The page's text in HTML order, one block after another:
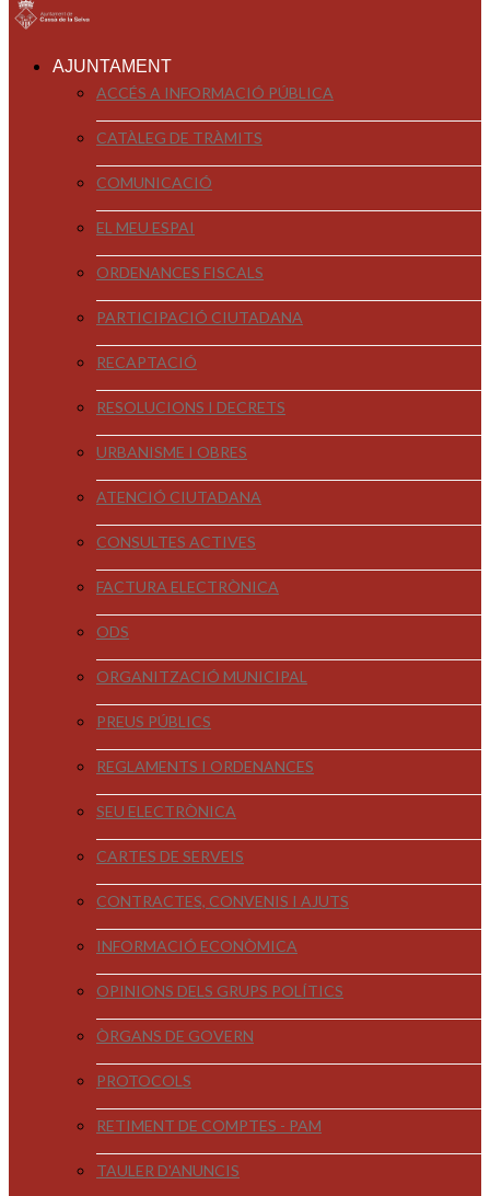
AJUNTAMENT
ACCÉS A INFORMACIÓ PÚBLICA
CATÀLEG DE TRÀMITS
COMUNICACIÓ
EL MEU ESPAI
ORDENANCES FISCALS
PARTICIPACIÓ CIUTADANA
RECAPTACIÓ
RESOLUCIONS I DECRETS
URBANISME I OBRES
ATENCIÓ CIUTADANA
CONSULTES ACTIVES
FACTURA ELECTRÒNICA
ODS
ORGANITZACIÓ MUNICIPAL
PREUS PÚBLICS
REGLAMENTS I ORDENANCES
SEU ELECTRÒNICA
CARTES DE SERVEIS
CONTRACTES, CONVENIS I AJUTS
INFORMACIÓ ECONÒMICA
OPINIONS DELS GRUPS POLÍTICS
ÒRGANS DE GOVERN
PROTOCOLS
RETIMENT DE COMPTES - PAM
TAULER D'ANUNCIS